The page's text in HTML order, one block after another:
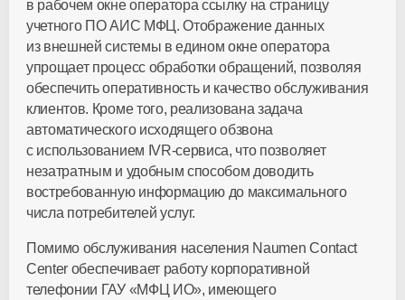
в рабочем окне оператора ссылку на страницу
учетного ПО АИС МФЦ. Отображение данных
из внешней системы в едином окне оператора
упрощает процесс обработки обращений, позволяя
обеспечить оперативность и качество обслуживания
клиентов. Кроме того, реализована задача
автоматического исходящего обзвона
с использованием IVR-сервиса, что позволяет
незатратным и удобным способом доводить
востребованную информацию до максимального
числа потребителей услуг.
Помимо обслуживания населения Naumen Contact
Center обеспечивает работу корпоративной
телефонии ГАУ «МФЦ ИО», имеющего